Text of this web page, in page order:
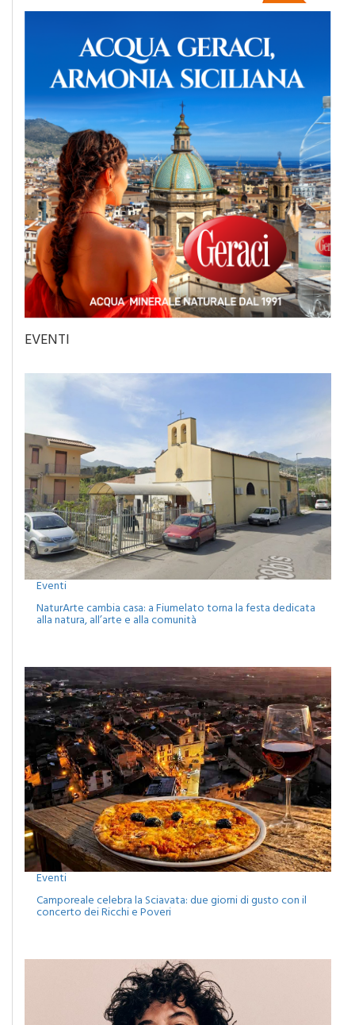
EVENTI
Eventi
NaturArte cambia casa: a Fiumelato torna la festa dedicata
alla natura, all’arte e alla comunità
Eventi
Camporeale celebra la Sciavata: due giorni di gusto con il
concerto dei Ricchi e Poveri